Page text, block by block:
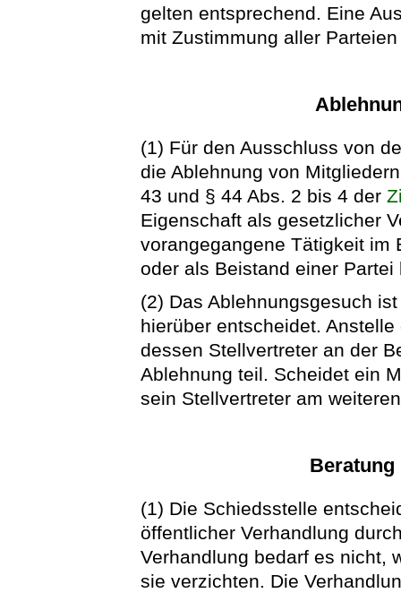
gelten entsprechend. Eine
mit Zustimmung aller
(1) Für den Ausschluss von
die Ablehnung von
43 und § 44 Abs. 2 bis 4 der
Eigenschaft als gesetzlicher
vorangegangene Tätigkeit im
oder als Beistand einer
(2) Das Ablehnungsgesuch
hierüber entscheidet.
dessen Stellvertreter an der
Ablehnung teil. Scheidet ein
sein Stellvertreter am
Beratung
(1) Die Schiedsstelle
öffentlicher Verhandlung
Verhandlung bedarf es nicht,
sie verzichten. Die